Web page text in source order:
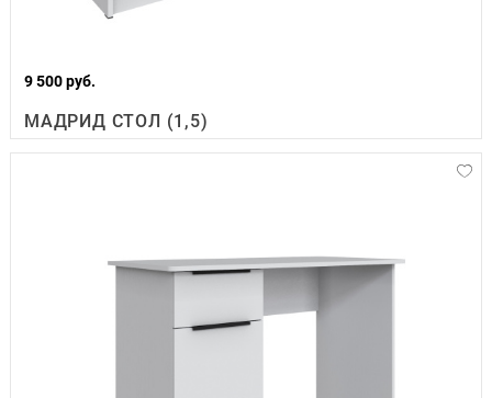
9 500 руб.
МАДРИД СТОЛ (1,5)